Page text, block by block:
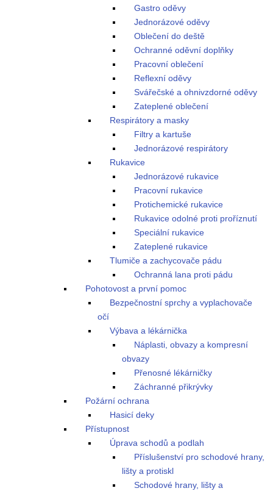
Gastro oděvy
Jednorázové oděvy
Oblečení do deště
Ochranné oděvní doplňky
Pracovní oblečení
Reflexní oděvy
Svářečské a ohnivzdorné oděvy
Zateplené oblečení
Respirátory a masky
Filtry a kartuše
Jednorázové respirátory
Rukavice
Jednorázové rukavice
Pracovní rukavice
Protichemické rukavice
Rukavice odolné proti proříznutí
Speciální rukavice
Zateplené rukavice
Tlumiče a zachycovače pádu
Ochranná lana proti pádu
Pohotovost a první pomoc
Bezpečnostní sprchy a vyplachovače
očí
Výbava a lékárnička
Náplasti, obvazy a kompresní
obvazy
Přenosné lékárničky
Záchranné přikrývky
Požární ochrana
Hasicí deky
Přístupnost
Úprava schodů a podlah
Příslušenství pro schodové hrany,
lišty a protiskl
Schodové hrany, lišty a